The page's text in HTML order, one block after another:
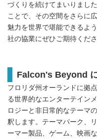
づくりを続けてまいりまし
ことで、その空間をさらに
魅力を世界で堪能できるよ
社の協業にぜひご期待くださ
Falcon's Beyond
フロリダ州オーランドに拠
る世界的なエンターテイン
ロジーと非日常的なテーマ
釈します。テーマパーク、
ーマー製品、ゲーム、映画